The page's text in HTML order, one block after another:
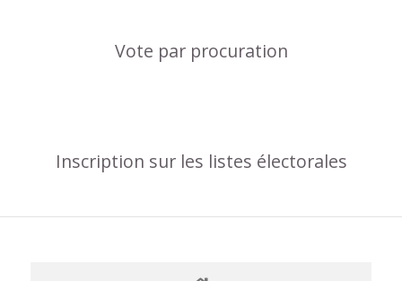
Vote par procuration
Inscription sur les listes électorales